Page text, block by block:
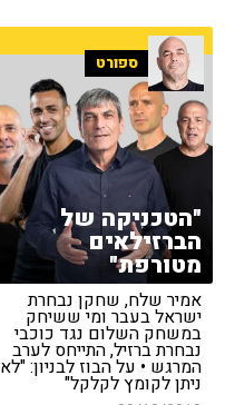
ספורט
"הטכניקה של
הברזילאים
מטורפת"
אמיר שלח, שחקן נבחרת
ישראל בעבר ומי ששיחק
במשחק השלום נגד כוכבי
נבחרת ברזיל, התייחס לערב
המרגש • על הבוז לבניון: "לא
ניתן לקומץ לקלקל"